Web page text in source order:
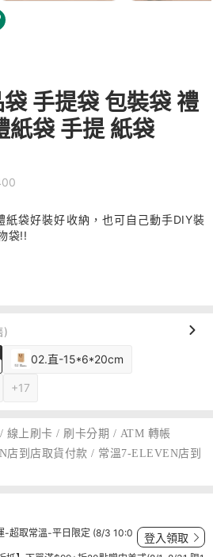
手提袋 包裝袋 禮
紙袋 手提 紙袋
紙袋好裝好收納，也可自己動手DIY裝
袋!!
)
02.直-15*6*20cm
+17
線上刷卡 / 刷卡分期 / ATM 轉帳
店到店取貨付款 / 常溫7-ELEVEN店到
-超取常溫-平日限定 (8/3 10:0
登入領取